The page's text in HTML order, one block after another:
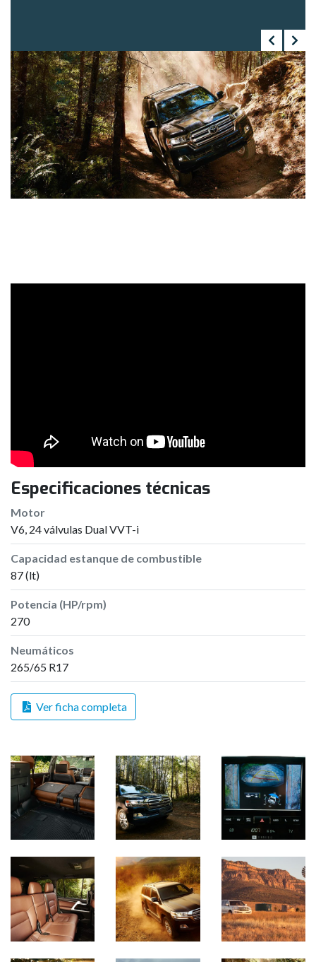
Especificaciones técnicas
Motor
V6, 24 válvulas Dual VVT-i
Capacidad estanque de combustible
87 (lt)
Potencia (HP/rpm)
270
Neumáticos
265/65 R17
Ver ficha completa